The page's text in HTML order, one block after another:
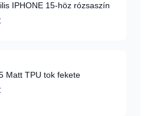
IPHONE 15-höz rózsaszín
Matt TPU tok fekete